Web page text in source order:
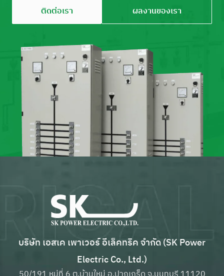
ติดต่อเรา
ผลงานของเรา
บริษัท เอสเค เพาเวอร์ อีเล็คทริค จำกัด (SK Power
Electric Co., Ltd.)